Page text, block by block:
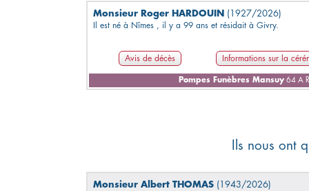
Monsieur Roger HARDOUIN (1927/2026)
Il est né à Nîmes , il y a 99 ans et résidait à Givry.
Avis de décès Informations sur la
Pompes Funèbres Mansuy 64 A
Ils nous ont
Monsieur Albert THOMAS (1943/2026)